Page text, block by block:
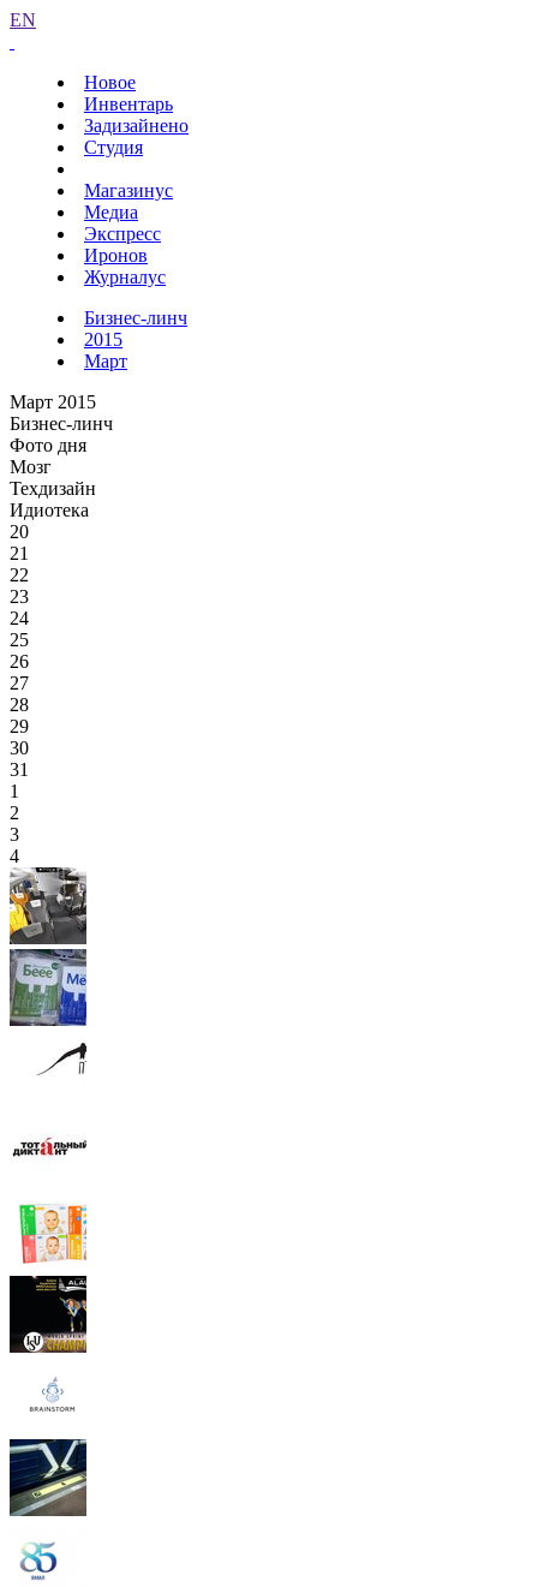
EN
Новое
Инвентарь
Задизайнено
Студия
Магазинус
Медиа
Экспресс
Иронов
Журналус
Бизнес-линч
2015
Март
Март 2015
Бизнес-линч
Фото дня
Мозг
Техдизайн
Идиотека
20
21
22
23
24
25
26
27
28
29
30
31
1
2
3
4